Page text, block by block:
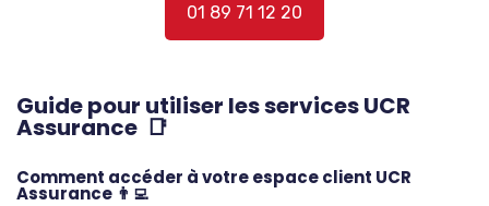
01 89 71 12 20
Guide pour utiliser les services UCR
Assurance 📑
Comment accéder à votre espace client UCR
Assurance 👨‍💻